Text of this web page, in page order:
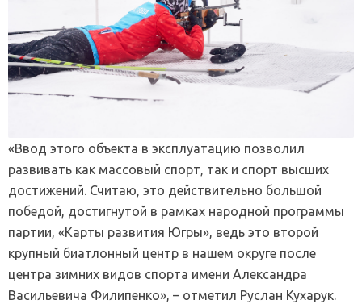
«Ввод этого объекта в эксплуатацию позволил
развивать как массовый спорт, так и спорт высших
достижений. Считаю, это действительно большой
победой, достигнутой в рамках народной программы
партии, «Карты развития Югры», ведь это второй
крупный биатлонный центр в нашем округе после
центра зимних видов спорта имени Александра
Васильевича Филипенко», – отметил Руслан Кухарук.